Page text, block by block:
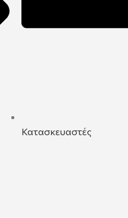
Κατασκευαστές